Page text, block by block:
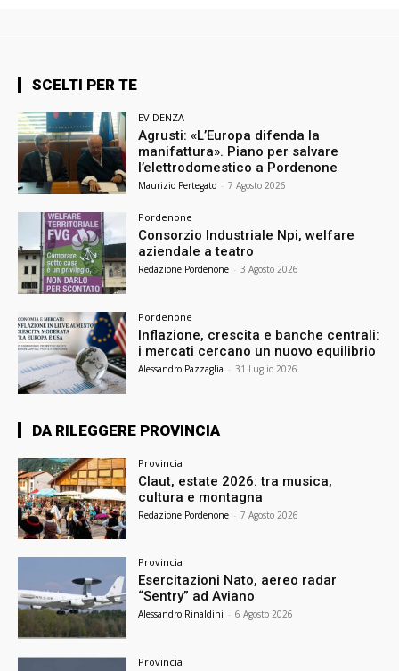
SCELTI PER TE
EVIDENZA
Agrusti: «L’Europa difenda la
manifattura». Piano per salvare
l’elettrodomestico a Pordenone
Maurizio Pertegato - 7 Agosto 2026
Pordenone
Consorzio Industriale Npi, welfare
aziendale a teatro
Redazione Pordenone - 3 Agosto 2026
Pordenone
Inflazione, crescita e banche centrali:
i mercati cercano un nuovo equilibrio
Alessandro Pazzaglia - 31 Luglio 2026
DA RILEGGERE PROVINCIA
Provincia
Claut, estate 2026: tra musica,
cultura e montagna
Redazione Pordenone - 7 Agosto 2026
Provincia
Esercitazioni Nato, aereo radar
“Sentry” ad Aviano
Alessandro Rinaldini - 6 Agosto 2026
Provincia